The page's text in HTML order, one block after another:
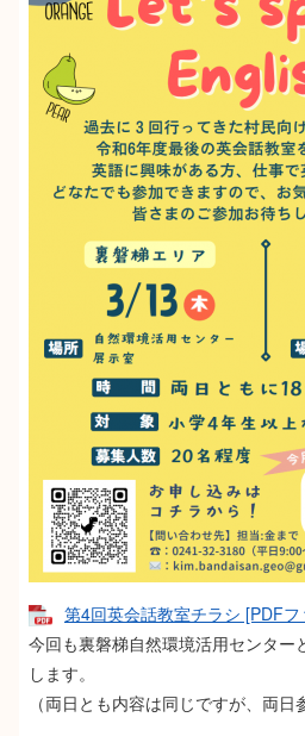
第4回英会話教室チラシ [PDF
今回も裏磐梯自然環境活用センター
します。
（両日とも内容は同じですが、両日